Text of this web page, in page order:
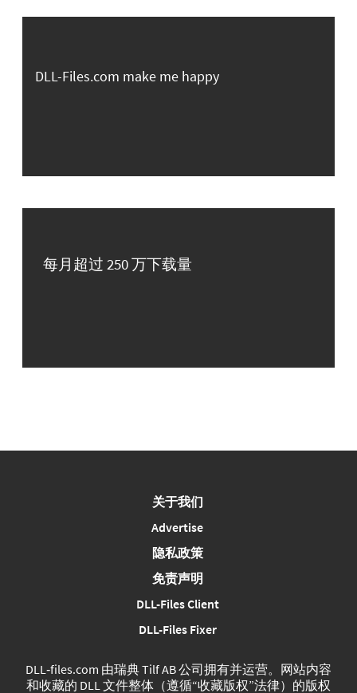
DLL-Files.com make me happy
每月超过 250 万下载量
关于我们
Advertise
隐私政策
免责声明
DLL-Files Client
DLL-Files Fixer
DLL‑files.com 由瑞典 Tilf AB 公司拥有并运营。网站内容
和收藏的 DLL 文件整体（遵循“收藏版权”法律）的版权